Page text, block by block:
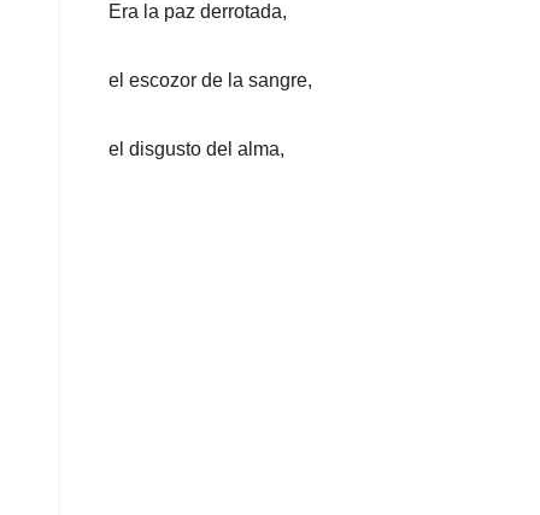
Era la paz derrotada,
el escozor de la sangre,
el disgusto del alma,